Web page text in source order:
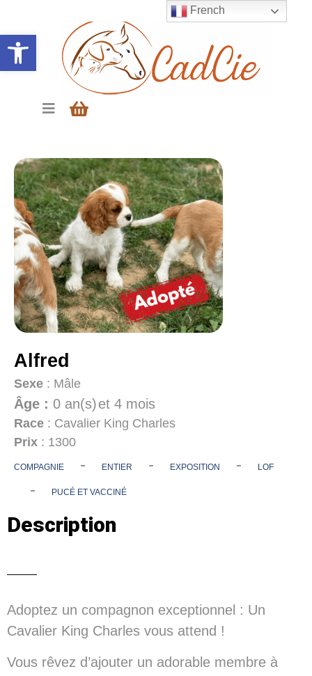
Ouvrir la barre d’outils
Alfred
Sexe : Mâle
Âge : 0 an(s)et 4 mois
Race : Cavalier King Charles
Prix : 1300
COMPAGNIE - ENTIER - EXPOSITION - LOF
- PUCÉ ET VACCINÉ
Description
Adoptez un compagnon exceptionnel : Un
Cavalier King Charles vous attend !
Vous rêvez d’ajouter un adorable membre à
French